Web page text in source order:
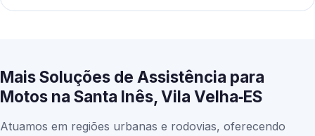
Mais Soluções de Assistência para
Motos na Santa Inês, Vila Velha‑ES
Atuamos em regiões urbanas e rodovias, oferecendo